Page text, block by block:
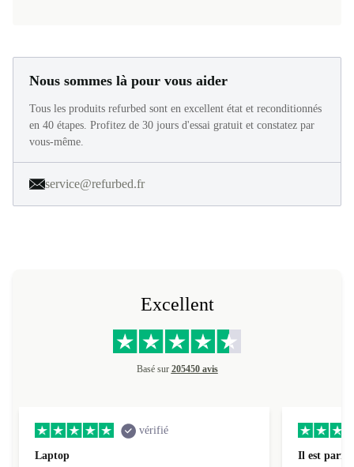
Nous sommes là pour vous aider
Tous les produits refurbed sont en excellent état et reconditionnés
en 40 étapes. Profitez de 30 jours d'essai gratuit et constatez par
vous-même.
service@refurbed.fr
Excellent
Basé sur 205450 avis
vérifié
Laptop
Il est